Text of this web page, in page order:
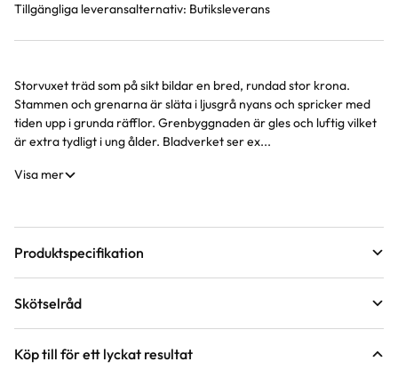
Tillgängliga leveransalternativ: Butiksleverans
Produktinformation
Storvuxet träd som på sikt bildar en bred, rundad stor krona.
Stammen och grenarna är släta i ljusgrå nyans och spricker med
tiden upp i grunda räfflor. Grenbyggnaden är gles och luftig vilket
är extra tydligt i ung ålder. Bladverket ser ex...
Visa mer
Produktspecifikation
Leveranshöjd Hur vi mäter leveranshöjd på växter
Skötselråd
Läge Sol
Köp till för ett lyckat resultat